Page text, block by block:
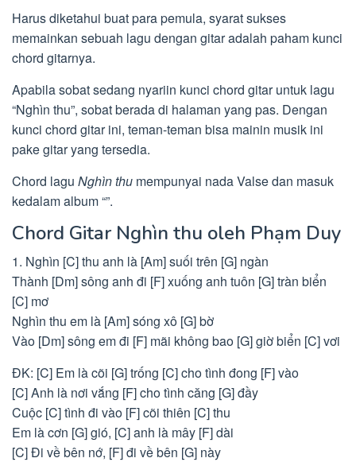
Harus diketahui buat para pemula, syarat sukses
memainkan sebuah lagu dengan gitar adalah paham kunci
chord gitarnya.
Apabila sobat sedang nyariin kunci chord gitar untuk lagu
“Nghìn thu”, sobat berada di halaman yang pas. Dengan
kunci chord gitar ini, teman-teman bisa mainin musik ini
pake gitar yang tersedia.
Chord lagu Nghìn thu mempunyai nada Valse dan masuk
kedalam album “”.
Chord Gitar Nghìn thu oleh Phạm Duy
1. Nghìn [C] thu anh là [Am] suối trên [G] ngàn
Thành [Dm] sông anh đi [F] xuống anh tuôn [G] tràn biển
[C] mơ
Nghìn thu em là [Am] sóng xô [G] bờ
Vào [Dm] sông em đi [F] mãi không bao [G] giờ biển [C] vơi
ĐK: [C] Em là cõi [G] trống [C] cho tình đong [F] vào
[C] Anh là nơi vắng [F] cho tình căng [G] đầy
Cuộc [C] tình đi vào [F] cõi thiên [C] thu
Em là cơn [G] gió, [C] anh là mây [F] dài
[C] Ði về bên nớ, [F] đi về bên [G] này